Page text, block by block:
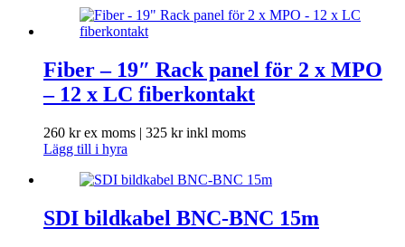
Fiber – 19″ Rack panel för 2 x MPO
– 12 x LC fiberkontakt
260 krex moms | 325 krinkl moms
Lägg till i hyra
SDI bildkabel BNC-BNC 15m